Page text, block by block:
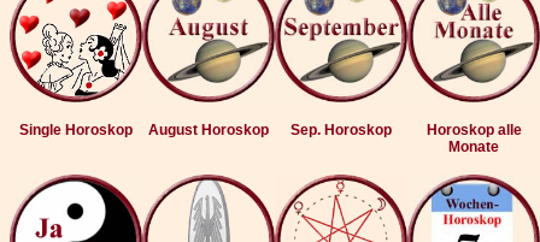
Single Horoskop August Horoskop Sep. Horoskop
Horoskop alle
Monate